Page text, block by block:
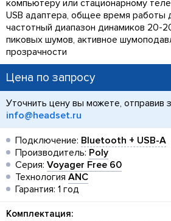
компьютеру или стационарному
USB адаптера, общее время работы
частотный диапазон динамиков 20-
пиковых шумов, активное
прозрачности
Цена по запросу
Уточнить цену вы можете, отправив
info@headset.ru
Подключение: Bluetooth + USB-A
Производитель: Poly
Серия: Voyager Free 60
Технология ANC
Гарантия: 1 год
Комплектация: